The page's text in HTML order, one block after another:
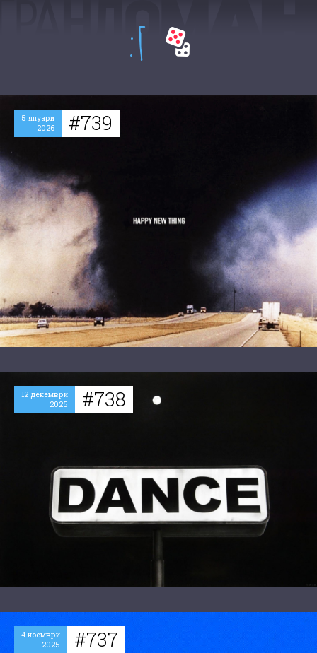
:Г
5 януари
2026
#739
12 декември
2025
#738
4 ноември
2025
#737